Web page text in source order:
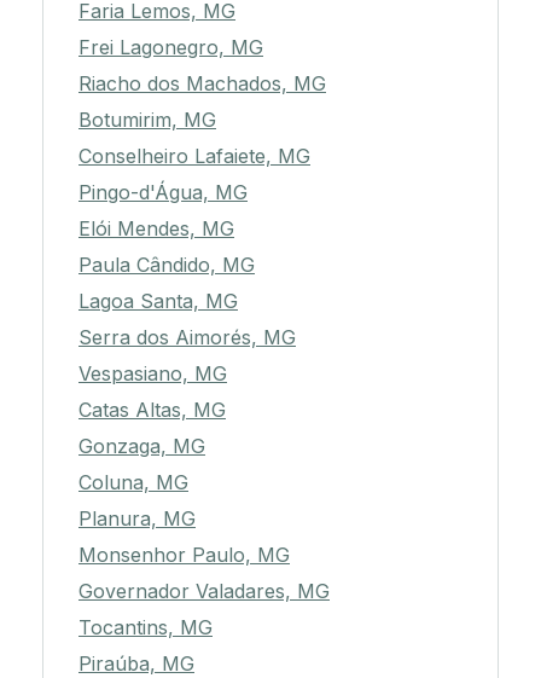
Faria Lemos, MG
Frei Lagonegro, MG
Riacho dos Machados, MG
Botumirim, MG
Conselheiro Lafaiete, MG
Pingo-d'Água, MG
Elói Mendes, MG
Paula Cândido, MG
Lagoa Santa, MG
Serra dos Aimorés, MG
Vespasiano, MG
Catas Altas, MG
Gonzaga, MG
Coluna, MG
Planura, MG
Monsenhor Paulo, MG
Governador Valadares, MG
Tocantins, MG
Piraúba, MG